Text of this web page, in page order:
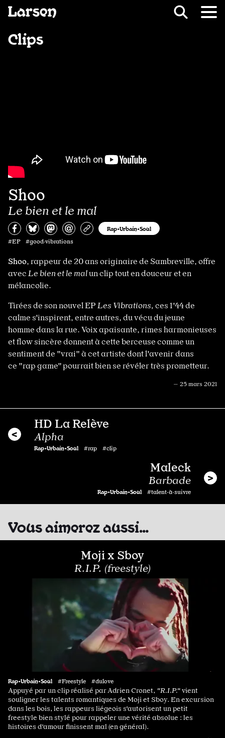
Fil d’ariane
Clips
Shoo
Le bien et le mal
Partagez sur Facebook
Partager sur Bluesky
Partager sur Mastodon
Partagez par e-mail
Copiez l’url
Rap•Urbain•Soul
#EP #good·vibrations
Shoo, rappeur de 20 ans originaire de Sambreville, offre
avec Le bien et le malun clip tout en douceur et en
mélancolie.
Tirées de son nouvel EP Les Vibrations, ces 1'44de
calme s'inspirent, entre autres, du vécu du jeune
homme dans la rue. Voix apaisante, rimes harmonieuses
et flow sincère donnent à cette berceuse comme un
sentiment de "vrai" à cet artiste dont l'avenir dans
ce "rap game" pourrait bien se révéler très prometteur.
— 25 mars 2021
HD La Relève
Alpha
Rap•Urbain•Soul #rap #clip
Maleck
Barbade
Rap•Urbain•Soul #talent·à·suivre
Vous aimerez aussi…
Moji x Sboy
R.I.P. (freestyle)
Rap•Urbain•Soul #Freestyle #dulove
Appuyé par un clip réalisé par Adrien Cronet, "R.I.P."vient
souligner les talents romantiques de Moji et Sboy. En excursion
dans les bois, les rappeurs liégeois s'autorisent un petit
freestyle bien stylé pour rappeler une vérité absolue : les
histoires d'amour finissent mal (en général).